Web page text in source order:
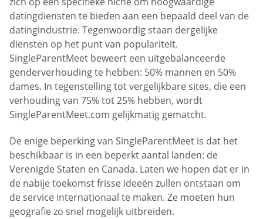
datingdiensten te bieden aan een bepaald deel van de
datingindustrie. Tegenwoordig staan dergelijke
diensten op het punt van populariteit.
SingleParentMeet beweert een uitgebalanceerde
genderverhouding te hebben: 50% mannen en 50%
dames. In tegenstelling tot vergelijkbare sites, die een
verhouding van 75% tot 25% hebben, wordt
SingleParentMeet.com gelijkmatig gematcht.
De enige beperking van SingleParentMeet is dat het
beschikbaar is in een beperkt aantal landen: de
Verenigde Staten en Canada. Laten we hopen dat er in
de nabije toekomst frisse ideeën zullen ontstaan om
de service internationaal te maken. Ze moeten hun
geografie zo snel mogelijk uitbreiden.